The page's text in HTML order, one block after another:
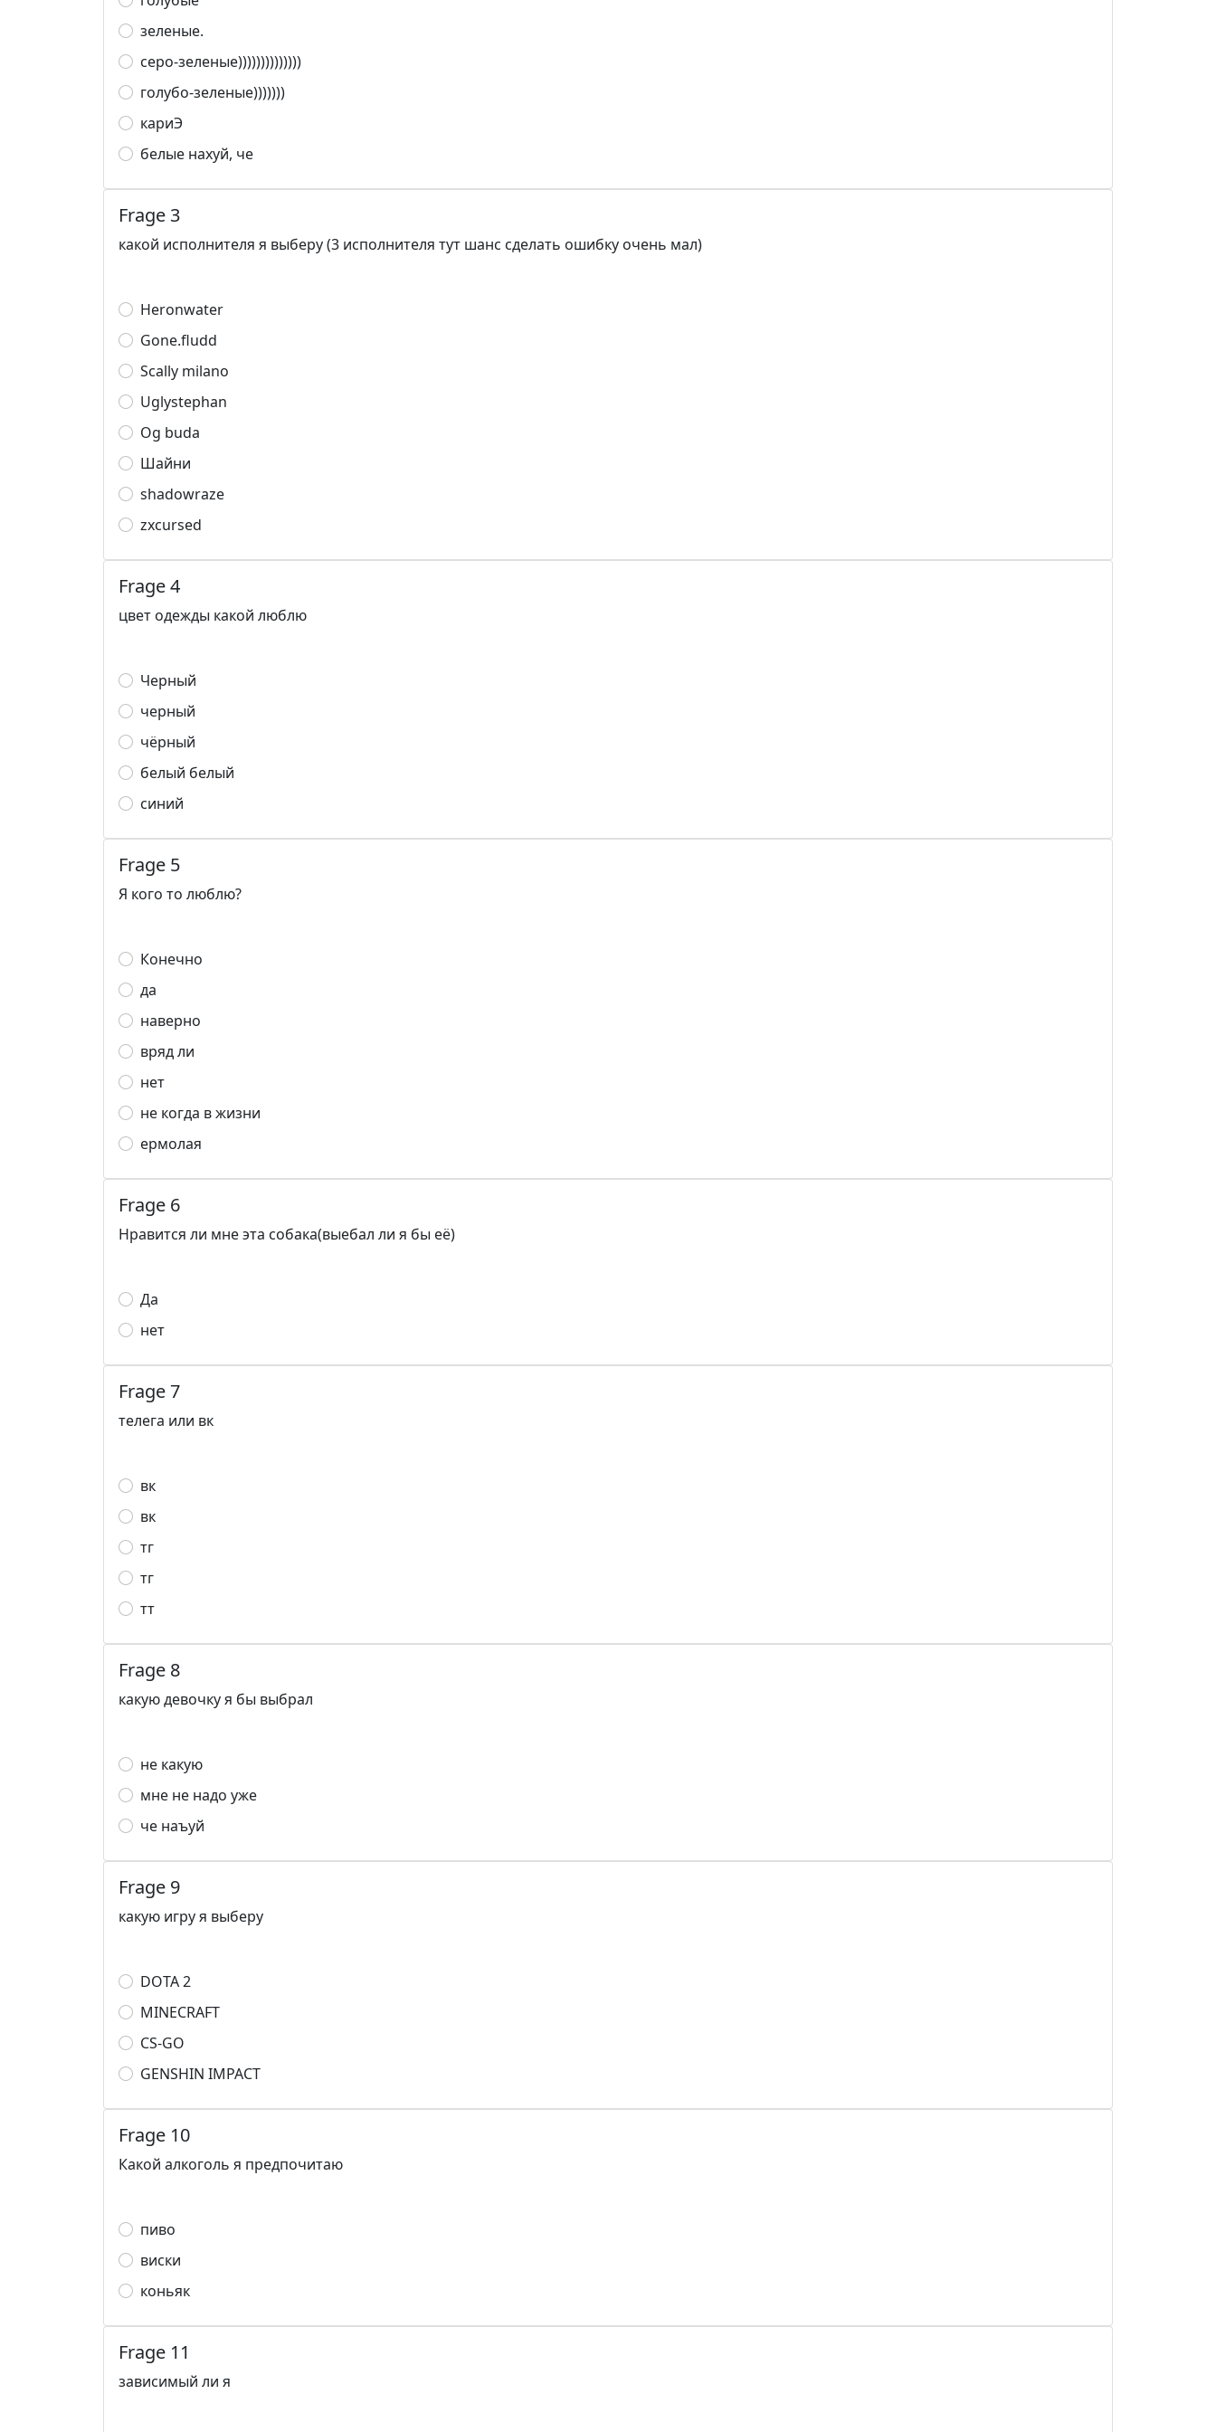
зеленые.
серо-зеленые))))))))))))))
голубо-зеленые)))))))
кариЭ
белые нахуй, че
Frage 3
какой исполнителя я выберу (3 исполнителя тут шанс сделать ошибку очень мал)
Heronwater
Gone.fludd
Scally milano
Uglystephan
Og buda
Шайни
shadowraze
zxcursed
Frage 4
цвет одежды какой люблю
Черный
черный
чёрный
белый белый
синий
Frage 5
Я кого то люблю?
Конечно
да
наверно
вряд ли
нет
не когда в жизни
ермолая
Frage 6
Нравится ли мне эта собака(выебал ли я бы её)
Да
нет
Frage 7
телега или вк
вк
вк
тг
тг
тт
Frage 8
какую девочку я бы выбрал
не какую
мне не надо уже
че наъуй
Frage 9
какую игру я выберу
DOTA 2
MINECRAFT
CS-GO
GENSHIN IMPACT
Frage 10
Какой алкоголь я предпочитаю
пиво
виски
коньяк
Frage 11
зависимый ли я